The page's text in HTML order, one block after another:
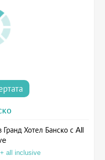
Хотел Банско с All
all inclusive